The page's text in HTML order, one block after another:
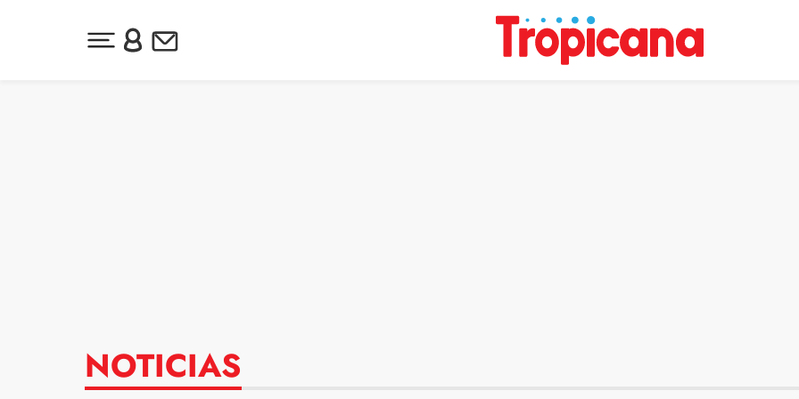
Desplegar menú principal
Inicia sesión o regístrate
Newsletter
NOTICIAS